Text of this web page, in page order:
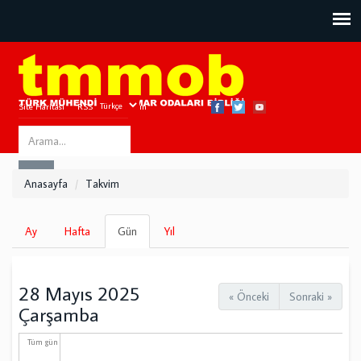
Site Haritası RSS Bize Ulaşın
Search
this
Anasayfa Takvim
Birincil
sekmeler
Ay Hafta Gün
sekme)
Yıl
« Önceki Sonraki »
28 Mayıs 2025
Çarşamba
Tüm gün